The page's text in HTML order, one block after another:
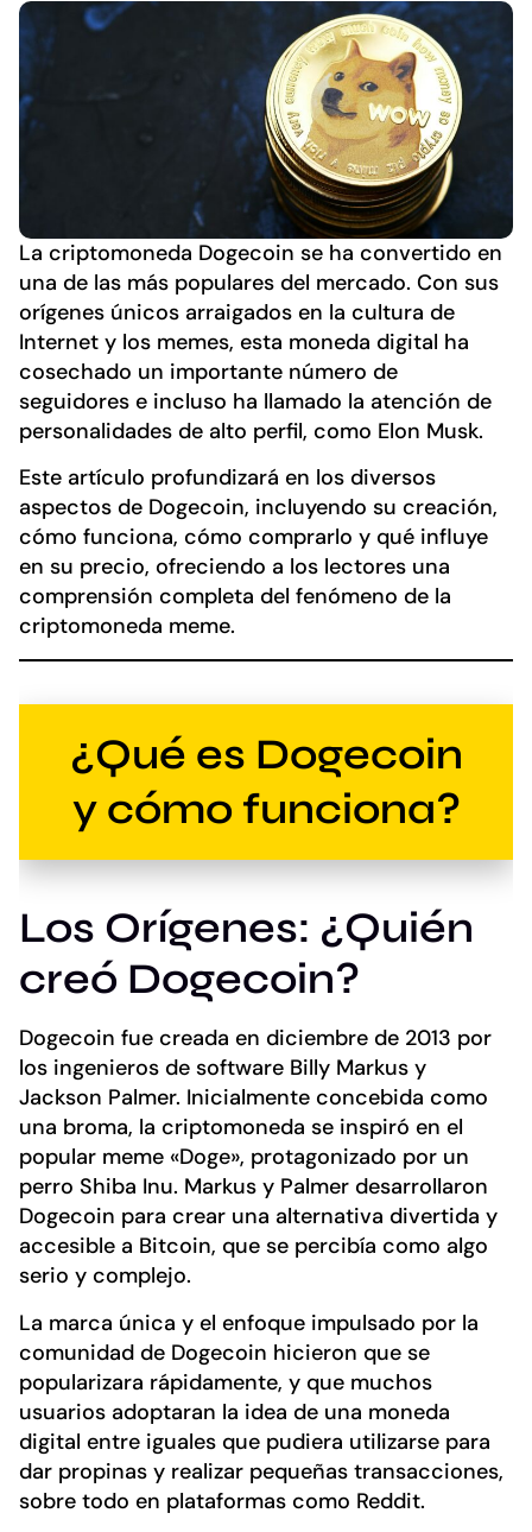
La criptomoneda Dogecoin se ha convertido en
una de las más populares del mercado. Con sus
orígenes únicos arraigados en la cultura de
Internet y los memes, esta moneda digital ha
cosechado un importante número de
seguidores e incluso ha llamado la atención de
personalidades de alto perfil, como Elon Musk.
Este artículo profundizará en los diversos
aspectos de Dogecoin, incluyendo su creación,
cómo funciona, cómo comprarlo y qué influye
en su precio, ofreciendo a los lectores una
comprensión completa del fenómeno de la
criptomoneda meme.
¿Qué es Dogecoin
y cómo funciona?
Los Orígenes: ¿Quién
creó Dogecoin?
Dogecoin fue creada en diciembre de 2013 por
los ingenieros de software Billy Markus y
Jackson Palmer. Inicialmente concebida como
una broma, la criptomoneda se inspiró en el
popular meme «Doge», protagonizado por un
perro Shiba Inu. Markus y Palmer desarrollaron
Dogecoin para crear una alternativa divertida y
accesible a Bitcoin, que se percibía como algo
serio y complejo.
La marca única y el enfoque impulsado por la
comunidad de Dogecoin hicieron que se
popularizara rápidamente, y que muchos
usuarios adoptaran la idea de una moneda
digital entre iguales que pudiera utilizarse para
dar propinas y realizar pequeñas transacciones,
sobre todo en plataformas como Reddit.